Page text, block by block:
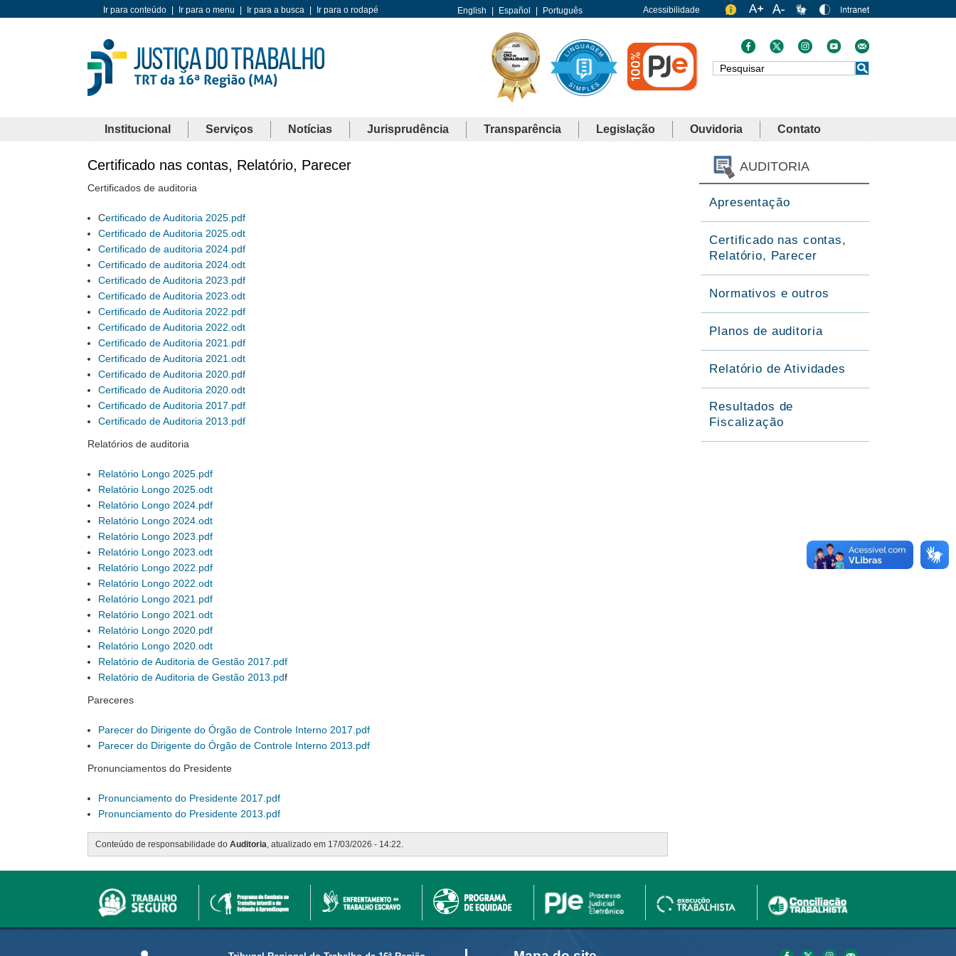
Ir para conteúdo Ir para o menu Ir para a busca Ir para o rodapé English Español Português Acessibilidade
Busca
Institucional Serviços Notícias Jurisprudência Transparência Legislação Ouvidoria Contato
Certificado nas contas, Relatório, Parecer
Certificados de auditoria
Certificado de Auditoria 2025.pdf
Certificado de Auditoria 2025.odt
Certificado de auditoria 2024.pdf
Certificado de auditoria 2024.odt
Certificado de Auditoria 2023.pdf
Certificado de Auditoria 2023.odt
Certificado de Auditoria 2022.pdf
Certificado de Auditoria 2022.odt
Certificado de Auditoria 2021.pdf
Certificado de Auditoria 2021.odt
Certificado de Auditoria 2020.pdf
Certificado de Auditoria 2020.odt
Certificado de Auditoria 2017.pdf
Certificado de Auditoria 2013.pdf
Relatórios de auditoria
Relatório Longo 2025.pdf
Relatório Longo 2025.odt
Relatório Longo 2024.pdf
Relatório Longo 2024.odt
Relatório Longo 2023.pdf
Relatório Longo 2023.odt
Relatório Longo 2022.pdf
Relatório Longo 2022.odt
Relatório Longo 2021.pdf
Relatório Longo 2021.odt
Relatório Longo 2020.pdf
Relatório Longo 2020.odt
Relatório de Auditoria de Gestão 2017.pdf
Relatório de Auditoria de Gestão 2013.pdf
Pareceres
Parecer do Dirigente do Órgão de Controle Interno 2017.pdf
Parecer do Dirigente do Órgão de Controle Interno 2013.pdf
Pronunciamentos do Presidente
Pronunciamento do Presidente 2017.pdf
Pronunciamento do Presidente 2013.pdf
Conteúdo de responsabilidade do Auditoria, atualizado em 17/03/2026 - 14:22.
AUDITORIA
Apresentação
Certificado nas contas,
Relatório, Parecer
Normativos e outros
Planos de auditoria
Relatório de Atividades
Resultados de
Fiscalização